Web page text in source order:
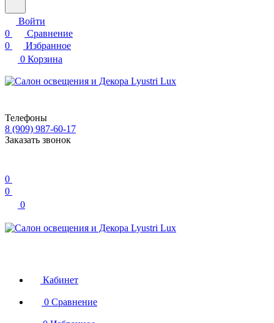
Войти
0
Сравнение
0
Избранное
0 Корзина
Телефоны
8 (909) 987-60-17
Заказать звонок
0
0
0
Кабинет
0 Сравнение